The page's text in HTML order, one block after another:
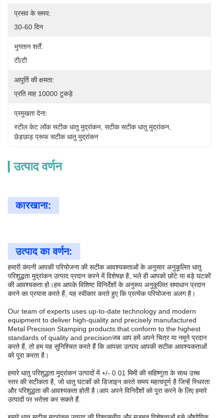
प्रसव के समय:
30-60 दिन
भुगतान शर्तें:
टी/टी
आपूर्ति की क्षमता:
प्रति माह 10000 टुकड़े
प्रमुखता देना:
स्टील केट लॉक सटीक धातु मुद्रांकन सटीक सटीक धातु मुद्रांकन
छेड़छाड़ प्रूफ सटीक धातु मुद्रांकन
उत्पाद वर्णन
कारखाना:
उत्पाद का वर्णन:
हमारी कंपनी आपकी परियोजना की सटीक आवश्यकताओं के अनुसार अनुकूलित धातु
परिशुद्धता मुद्रांकन उत्पाद प्रदान करने में विशेषज्ञ है, भले ही आपको छोटे या बड़े घटकों
की आवश्यकता हो।हम आपके विशिष्ट विनिर्देशों के अनुरूप अनुकूलित समाधान प्रदान
करने का प्रयास करते हैं, यह स्वीकार करते हुए कि प्रत्येक परियोजना अलग है।
Our team of experts uses up-to-date technology and modern
equipment to deliver high-quality and precisely manufactured
Metal Precision Stamping products that conform to the highest
standards of quality and precisionजब आप हमें अपने चित्र या नमूने प्रदान
करते हैं, तो हम यह सुनिश्चित करते हैं कि आपका उत्पाद आपकी सटीक आवश्यकताओं
को पूरा करता है।
हमारे धातु परिशुद्धता मुद्रांकन उत्पादों में +/- 0.01 मिमी की सहिष्णुता के साथ उच्च
स्तर की सटीकता है, जो धातु घटकों को डिजाइन करते समय महत्वपूर्ण है जिन्हें स्थिरता
और परिशुद्धता की आवश्यकता होती है।आप अपने विनिर्देशों को पूरा करने के लिए हमारे
उत्पादों पर भरोसा कर सकते हैं.